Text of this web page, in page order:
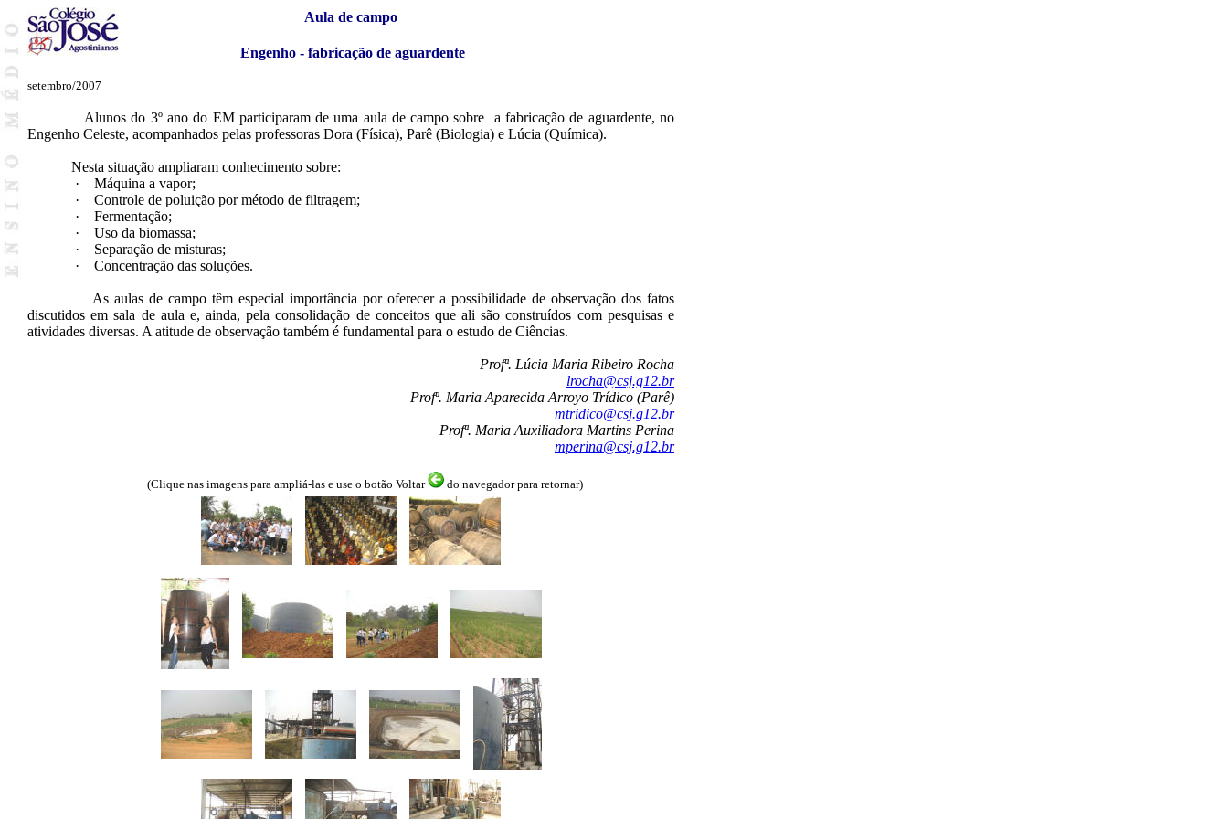
Aula de campo
Engenho - fabricação de aguardente
setembro/2007
Alunos do 3º ano do EM participaram de uma aula de campo sobre a fabricação de aguardente, no
Engenho Celeste, acompanhados pelas professoras Dora (Física), Parê (Biologia) e Lúcia (Química).
Nesta situação ampliaram conhecimento sobre:
·
Máquina a vapor;
·
Controle de poluição por método de filtragem;
·
Fermentação;
·
Uso da biomassa;
·
Separação de misturas;
·
Concentração das soluções.
As aulas de campo têm especial importância por oferecer a possibilidade de observação dos fatos
discutidos em sala de aula e, ainda, pela consolidação de conceitos que ali são construídos com pesquisas e
atividades diversas. A atitude de observação também é fundamental para o estudo de Ciências.
Profª. Lúcia Maria Ribeiro Rocha
lrocha@csj.g12.br
Profª. Maria Aparecida Arroyo Trídico (Parê)
mtridico@csj.g12.br
Profª. Maria Auxiliadora Martins Perina
mperina@csj.g12.br
(Clique nas imagens para ampliá-las e use o botão Voltar do navegador para retornar)